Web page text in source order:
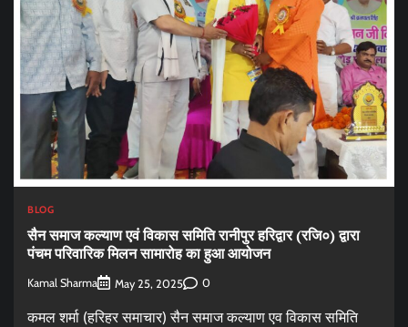
BLOG
सैन समाज कल्याण एवं विकास समिति रानीपुर हरिद्वार (रजि०) द्वारा
पंचम परिवारिक मिलन सामारोह का हुआ आयोजन
Kamal Sharma May 25, 2025 0
कमल शर्मा (हरिहर समाचार) सैन समाज कल्याण एव विकास समिति